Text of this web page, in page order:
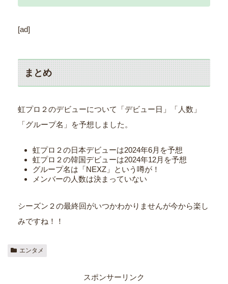
[ad]
まとめ
虹プロ２のデビューについて「デビュー日」「人数」
「グループ名」を予想しました。
虹プロ２の日本デビューは2024年6月を予想
虹プロ２の韓国デビューは2024年12月を予想
グループ名は「NEXZ」という噂が！
メンバーの人数は決まっていない
シーズン２の最終回がいつかわかりませんが今から楽し
みですね！！
エンタメ
スポンサーリンク